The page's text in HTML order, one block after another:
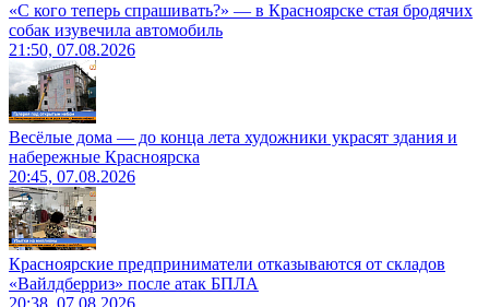
«С кого теперь спрашивать?» — в Красноярске стая бродячих
собак изувечила автомобиль
21:50, 07.08.2026
Весёлые дома — до конца лета художники украсят здания и
набережные Красноярска
20:45, 07.08.2026
Красноярские предприниматели отказываются от складов
«Вайлдберриз» после атак БПЛА